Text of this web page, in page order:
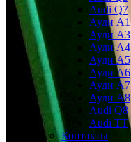
Audi Q7
Ауди А1
Ауди А3
Ауди А4
Ауди A5
Ауди А6
Ауди А7
Ауди A8
Audi Q8
Audi TT
Контакты